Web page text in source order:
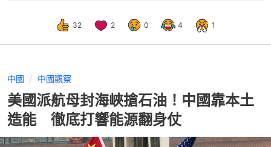
32 2 0 4 1
中國 中國觀察
美國派航母封海峽搶石油！中國靠本土
造能 徹底打響能源翻身仗